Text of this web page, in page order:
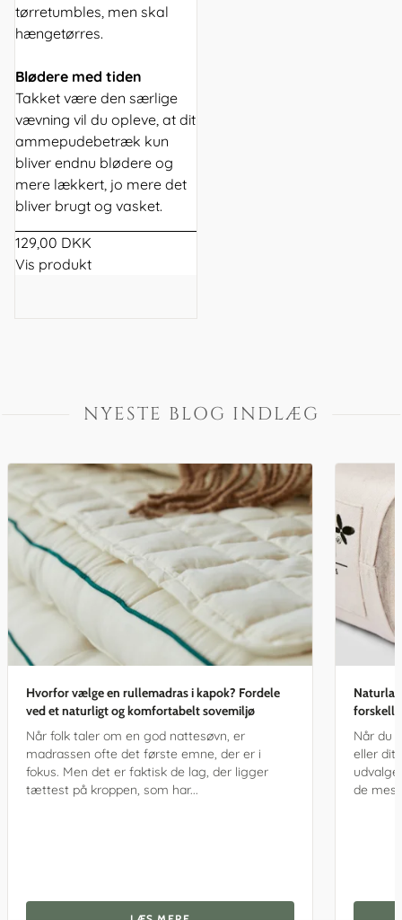
tørretumbles, men skal
hængetørres.
Blødere med tiden
Takket være den særlige
vævning vil du opleve, at dit
ammepudebetræk kun
bliver endnu blødere og
mere lækkert, jo mere det
bliver brugt og vasket.
129,00 DKK
Vis produkt
NYESTE BLOG INDLÆG
Hvorfor vælge en rullemadras i kapok? Fordele
ved et naturligt og komfortabelt sovemiljø
Når folk taler om en god nattesøvn, er
madrassen ofte det første emne, der er i
fokus. Men det er faktisk de lag, der ligger
tættest på kroppen, som har...
Når du
eller dit
de